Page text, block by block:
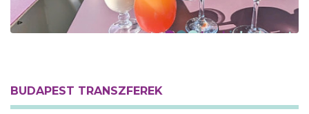
BUDAPEST TRANSZFEREK